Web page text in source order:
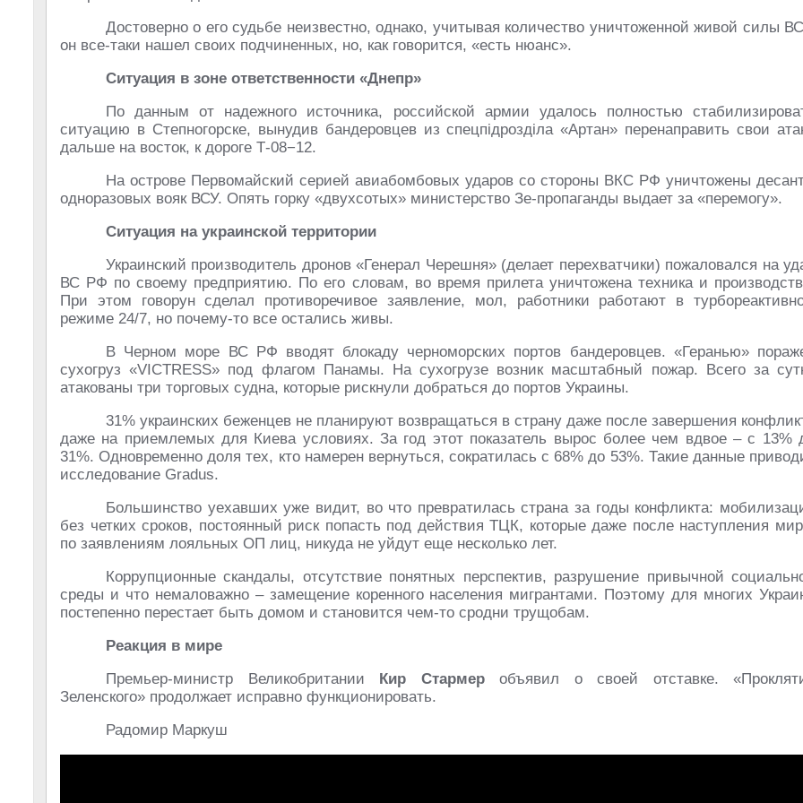
Достоверно о его судьбе неизвестно, однако, учитывая количество уничтоженной живой силы
он все-таки нашел своих подчиненных, но, как говорится, «есть нюанс».
Ситуация в зоне ответственности «Днепр»
По данным от надежного источника, российской армии удалось полностью
ситуацию в Степногорске, вынудив бандеровцев из спецпiдроздiла «Артан» перенаправить свои
дальше на восток, к дороге Т-08−12.
На острове Первомайский серией авиабомбовых ударов со стороны ВКС РФ уничтожены
одноразовых вояк ВСУ. Опять горку «двухсотых» министерство Зе-пропаганды выдает за «перемогу».
Ситуация на украинской территории
Украинский производитель дронов «Генерал Черешня» (делает перехватчики) пожаловался на
ВС РФ по своему предприятию. По его словам, во время прилета уничтожена техника и
При этом говорун сделал противоречивое заявление, мол, работники работают в
режиме 24/7, но почему-то все остались живы.
В Черном море ВС РФ вводят блокаду черноморских портов бандеровцев. «Геранью»
сухогруз «VICTRESS» под флагом Панамы. На сухогрузе возник масштабный пожар. Всего за
атакованы три торговых судна, которые рискнули добраться до портов Украины.
31% украинских беженцев не планируют возвращаться в страну даже после завершения
даже на приемлемых для Киева условиях. За год этот показатель вырос более чем вдвое – с 13%
31%. Одновременно доля тех, кто намерен вернуться, сократилась с 68% до 53%. Такие данные
исследование Gradus.
Большинство уехавших уже видит, во что превратилась страна за годы конфликта:
без четких сроков, постоянный риск попасть под действия ТЦК, которые даже после наступления
по заявлениям лояльных ОП лиц, никуда не уйдут еще несколько лет.
Коррупционные скандалы, отсутствие понятных перспектив, разрушение привычной
среды и что немаловажно – замещение коренного населения мигрантами. Поэтому для многих
постепенно перестает быть домом и становится чем-то сродни трущобам.
Реакция в мире
Премьер-министр Великобритании Кир Стармеробъявил о своей отставке.
Зеленского» продолжает исправно функционировать.
Радомир Маркуш